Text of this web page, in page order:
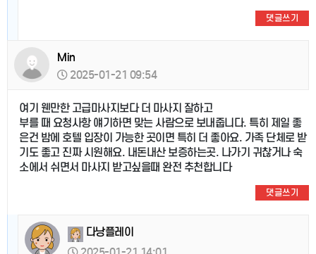
댓글쓰기
Min
2025-01-21 09:54
여기 웬만한 고급마사지보다 더 마사지 잘하고
부를 때 요청사항 얘기하면 맞는 사람으로 보내줍니다. 특히 제일 좋
은건 밤에 호텔 입장이 가능한 곳이면 특히 더 좋아요. 가족 단체로 받
기도 좋고 진짜 시원해요. 내돈내산 보증하는곳. 나가기 귀찮거나 숙
소에서 쉬면서 마사지 받고싶을때 완전 추천합니다
댓글쓰기
다낭플레이